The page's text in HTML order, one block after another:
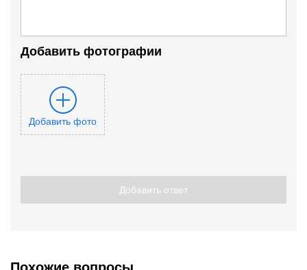
Добавить фотографии
Добавить фото
Добавить ответ
Похожие вопросы